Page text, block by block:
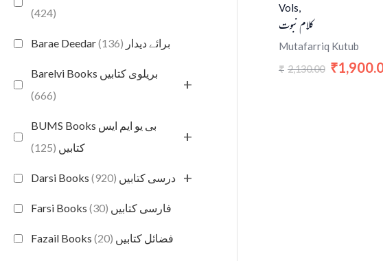
(424)
Barae Deedar برائے دیدار (136)
Barelvi Books بریلوی کتابیں
(666)
+
BUMS Books بی یو ایم ایس
کتابیں (125)
+
Darsi Books درسی کتابیں (920) +
Farsi Books فارسی کتابیں (30)
Fazail Books فضائل کتابیں (20)
Vols,
کلام نبوت
Mutafarriq Kutub
₹ 2,130.00 ₹